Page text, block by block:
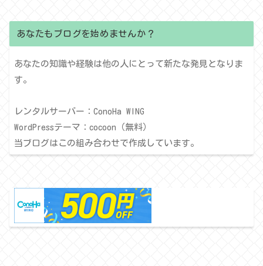
あなたもブログを始めませんか？
あなたの知識や経験は他の人にとって新たな発見となりま
す。
レンタルサーバー：ConoHa WING
WordPressテーマ：cocoon（無料）
当ブログはこの組み合わせで作成しています。